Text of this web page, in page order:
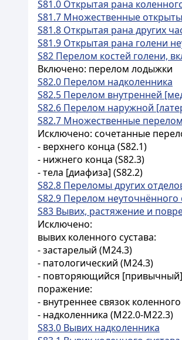
S81.0 Открытая рана
S81.7 Множественные
S81.8 Открытая рана других
S81.9 Открытая рана голени
S82 Перелом костей голени,
Включено: перелом лодыжки
S82.0 Перелом надколенника
S82.5 Перелом внутренней
S82.6 Перелом наружной
S82.7 Множественные
Исключено: сочетанные
- верхнего конца (S82.1)
- нижнего конца (S82.3)
- тела [диафиза] (S82.2)
S82.8 Переломы других
S82.9 Перелом неуточнённого
S83 Вывих, растяжение и
Исключено:
вывих коленного сустава:
- застарелый (M24.3)
- патологический (M24.3)
- повторяющийся
поражение:
- внутреннее связок
- надколенника (M22.0-M22.3)
S83.0 Вывих надколенника